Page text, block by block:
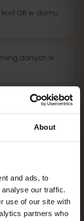
About
and ads, to
our traffic.
use of our site with
partners who
QR w domu
danych w
iPhoneUstawienia
liczy się od
(iOS)